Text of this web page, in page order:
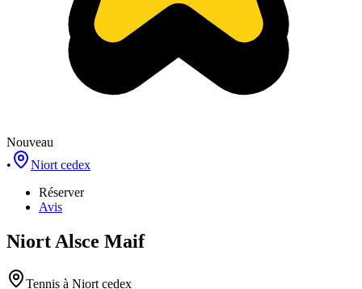
Nouveau
•
Niort cedex
Réserver
Avis
Niort Alsce Maif
Tennis à Niort cedex